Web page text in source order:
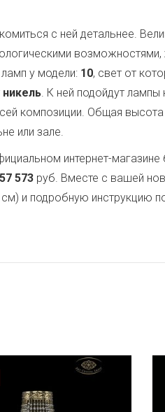
с ней детальнее.
возможностями,
у модели: 10, свет от
никель. К ней подойдут лампы
композиции. Общая высота
или зале.
интернет-магазине
57 573 руб. Вместе с вашей
и подробную инструкцию